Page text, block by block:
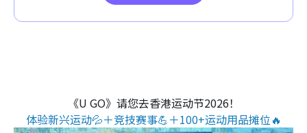
《U GO》请您去香港运动节2026！
体验新兴运动💦＋竞技赛事💪＋100+运动用品摊位🔥